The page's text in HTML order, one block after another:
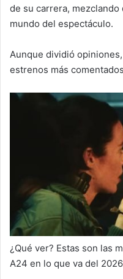
de su carrera,
mundo del espectáculo.
Aunque dividió
estrenos más
¿Qué ver? Estas son las
A24 en lo que va del